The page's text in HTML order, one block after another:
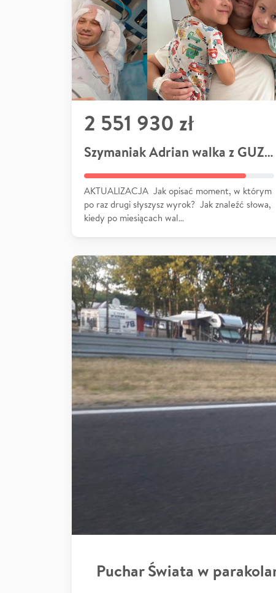
2 551 930 zł
Szymaniak Adrian walka z GUZEM
AKTUALIZACJA Jak opisać moment, w którym
po raz drugi słyszysz wyrok? Jak znaleźć słowa,
kiedy po miesiącach wal…
Puchar Świata w